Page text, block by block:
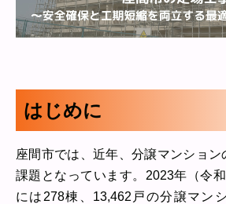
はじめに
座間市では、近年、分譲マンショ
課題となっています。2023年（令
には278棟、13,462戸の分譲マン